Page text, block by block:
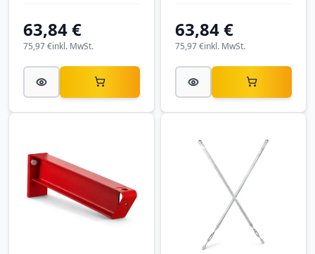
63,84 €
inkl. MwSt.
75,97 €
63,84 €
inkl. MwSt.
75,97 €